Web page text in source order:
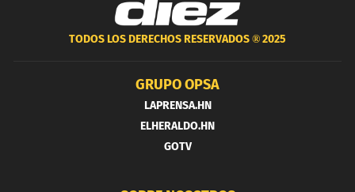
TODOS LOS DERECHOS RESERVADOS ®2025
GRUPO OPSA
LAPRENSA.HN
ELHERALDO.HN
GOTV